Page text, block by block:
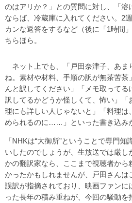
のはアリか？」との質問に対し、「溶
ならば、冷蔵庫に入れてください。2
カンな返答をするなど（後に「1時間
ちらほら。
ネット上でも、「戸田奈津子、あま
ね。素材や材料、手順の訳が無茶苦茶
んと訳してください」「メモ取って
訳してるかどうか怪しくて、怖い」「
理にも詳しい人じゃないと」「料理は
められるのに……」といった書き込み
「NHKは“大御所”ということで専門
いしたのでしょうが、生放送では厳し
かの翻訳家なら、ここまで視聴者から
かったかもしれませんが、戸田さんは
誤訳が指摘されており、映画ファンに
った長年の積み重ねが、今回の騒動を